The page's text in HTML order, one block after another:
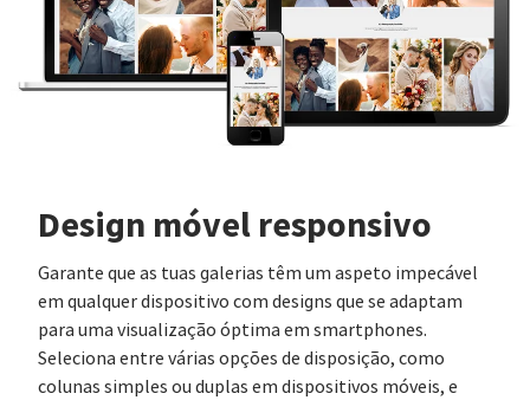
Design móvel responsivo
Garante que as tuas galerias têm um aspeto impecável
em qualquer dispositivo com designs que se adaptam
para uma visualização óptima em smartphones.
Seleciona entre várias opções de disposição, como
colunas simples ou duplas em dispositivos móveis, e